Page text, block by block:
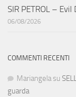
SIR PETROL – Evil
06/08/2026
COMMENTI RECENTI
Mariangela su
guarda